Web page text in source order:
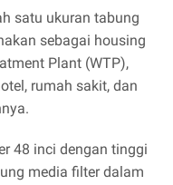
satu ukuran tabung
sebagai housing
Plant (WTP),
rumah sakit, dan
48 inci dengan tinggi
media filter dalam